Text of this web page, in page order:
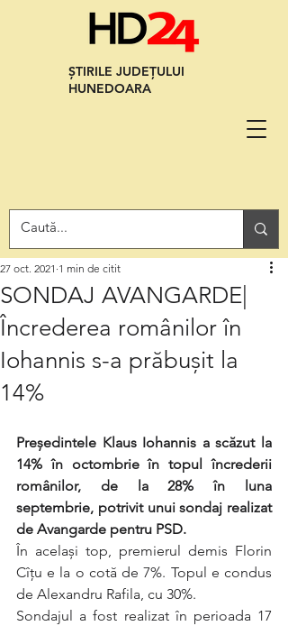
ȘTIRILE JUDEȚULUI
HUNEDOARA
SONDAJ AVANGARDE|
Încrederea românilor în
Iohannis s-a prăbușit la
14%
27 oct. 2021 1 min de citit
Președintele Klaus Iohannis a scăzut la
14% în octombrie în topul încrederii
românilor, de la 28% în luna
septembrie, potrivit unui sondaj realizat
de Avangarde pentru PSD.
În același top, premierul demis Florin
Cîțu e la o cotă de 7%. Topul e condus
de Alexandru Rafila, cu 30%.
Sondajul a fost realizat în perioada 17